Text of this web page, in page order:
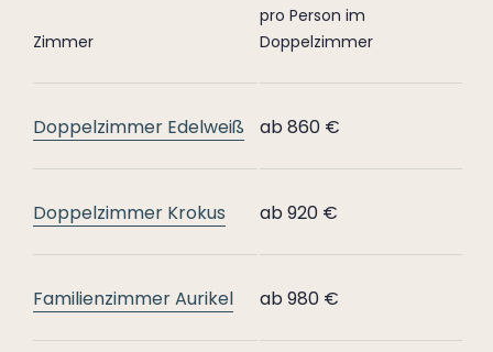
Zimmer
pro Person im
Doppelzimmer
Doppelzimmer Edelweiß ab 860 €
Doppelzimmer Krokus ab 920 €
Familienzimmer Aurikel ab 980 €